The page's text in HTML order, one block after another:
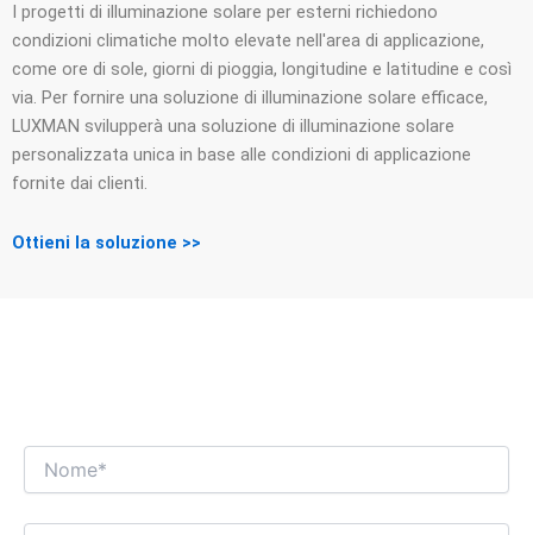
I progetti di illuminazione solare per esterni richiedono
condizioni climatiche molto elevate nell'area di applicazione,
come ore di sole, giorni di pioggia, longitudine e latitudine e così
via. Per fornire una soluzione di illuminazione solare efficace,
LUXMAN svilupperà una soluzione di illuminazione solare
personalizzata unica in base alle condizioni di applicazione
fornite dai clienti.
Ottieni la soluzione >>